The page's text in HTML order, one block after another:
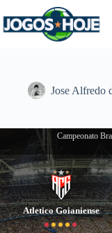
para
o
Jose Alfredo
Campeonato
Atletico Goianiense